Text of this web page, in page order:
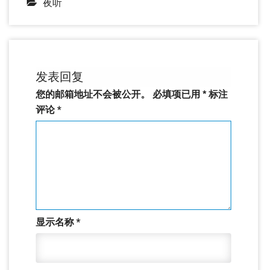
夜听
发表回复
您的邮箱地址不会被公开。 必填项已用 * 标注
评论*
显示名称*